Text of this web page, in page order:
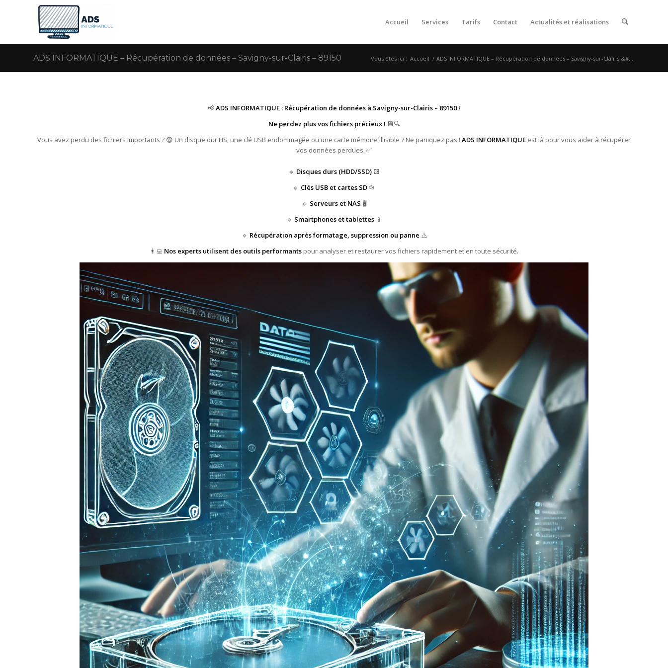
Accueil Services Tarifs Contact Actualités et réalisations
ADS INFORMATIQUE – Récupération de données – Savigny-sur-Clairis – 89150 Vous êtes ici : Accueil / ADS INFORMATIQUE – Récupération de données – Savigny-sur-Clairis &#...
📢ADS INFORMATIQUE : Récupération de données à Savigny-sur-Clairis – 89150 !
Ne perdez plus vos fichiers précieux ! 💾🔍
Vous avez perdu des fichiers importants ? 😨 Un disque dur HS, une clé USB endommagée ou une carte mémoire illisible ? Ne paniquez pas ! ADS INFORMATIQUE est là pour vous aider à récupérer
vos données perdues. ✅
🔹 Disques durs (HDD/SSD) 💽
🔹 Clés USB et cartes SD📂
🔹 Serveurs et NAS 🖥️
🔹 Smartphones et tablettes📱
🔹 Récupération après formatage, suppression ou panne ⚠️
👨‍💻 Nos experts utilisent des outils performants pour analyser et restaurer vos fichiers rapidement et en toute sécurité.